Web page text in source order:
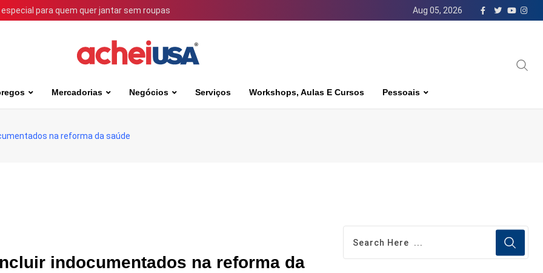
para quem quer jantar sem roupas Aug 05, 2026
Mercadorias Negócios Serviços Workshops, Aulas E Cursos Pessoais
na reforma da saúde
indocumentados na reforma da